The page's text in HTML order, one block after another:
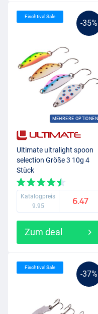
-35%
MEHRERE OPTIONEN
Fischtival Sale
Ultimate ultralight spoon
selection Größe 3 10g 4
Stück
Katalogpreis
9.95
6.47
Zum deal
-37%
Fischtival Sale